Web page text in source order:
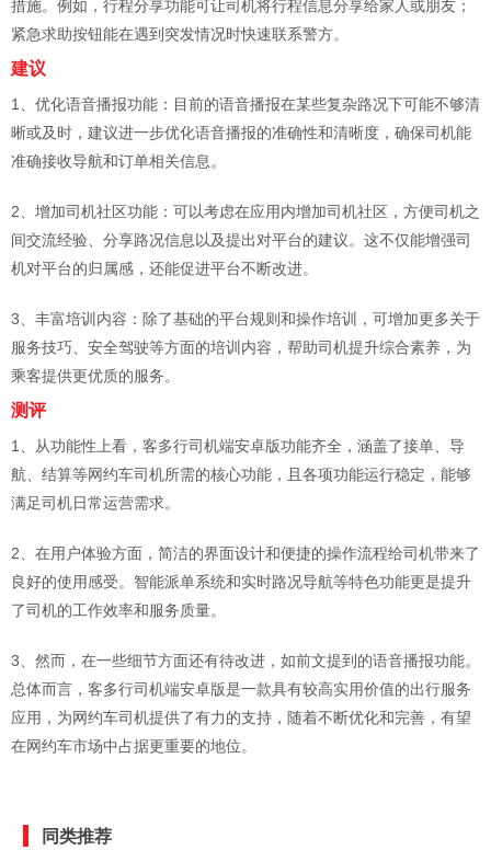
措施。例如，行程分享功能可让司机将行程信息分享给家人或朋友；
紧急求助按钮能在遇到突发情况时快速联系警方。
建议
1、优化语音播报功能：目前的语音播报在某些复杂路况下可能不够清
晰或及时，建议进一步优化语音播报的准确性和清晰度，确保司机能
准确接收导航和订单相关信息。
2、增加司机社区功能：可以考虑在应用内增加司机社区，方便司机之
间交流经验、分享路况信息以及提出对平台的建议。这不仅能增强司
机对平台的归属感，还能促进平台不断改进。
3、丰富培训内容：除了基础的平台规则和操作培训，可增加更多关于
服务技巧、安全驾驶等方面的培训内容，帮助司机提升综合素养，为
乘客提供更优质的服务。
测评
1、从功能性上看，客多行司机端安卓版功能齐全，涵盖了接单、导
航、结算等网约车司机所需的核心功能，且各项功能运行稳定，能够
满足司机日常运营需求。
2、在用户体验方面，简洁的界面设计和便捷的操作流程给司机带来了
良好的使用感受。智能派单系统和实时路况导航等特色功能更是提升
了司机的工作效率和服务质量。
3、然而，在一些细节方面还有待改进，如前文提到的语音播报功能。
总体而言，客多行司机端安卓版是一款具有较高实用价值的出行服务
应用，为网约车司机提供了有力的支持，随着不断优化和完善，有望
在网约车市场中占据更重要的地位。
同类推荐